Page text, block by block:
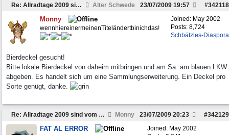
Re: Allradtage 2009 sind vom 31.07 bis 02.08! Alter Schwede #342118
23/07/2009 19:57
Joined: May 2002
Posts: 8,724
Schbätzles-Diaspora
Monny
wennhiereinermeinenTiteländertbinichdas!
Bierdeckel gesucht!
Bitte lokale Bierdeckel von daheim mitbringen und am Sa. am blauen LKW
abgeben. Es handelt sich um eine Sammlungserweiterung. Ein Deckel pro
Sorte genügt, danke.
Re: Allradtage 2009 sind vom 31.07 bis 02.08! Monny #342129
23/07/2009 20:23
Joined: May 2002
FAT AL ERROR